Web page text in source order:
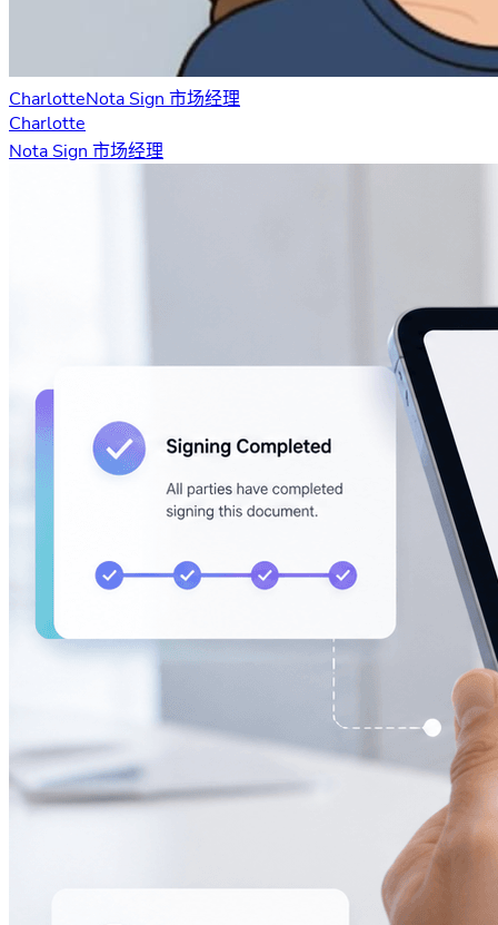
CharlotteNota Sign 市场经理
Charlotte
Nota Sign 市场经理